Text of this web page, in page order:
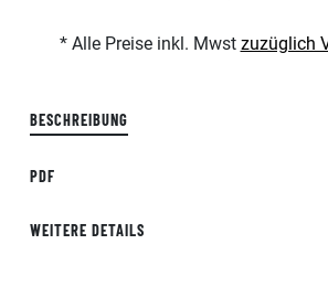
* Alle Preise inkl. Mwst zuzüglich
BESCHREIBUNG
PDF
WEITERE DETAILS